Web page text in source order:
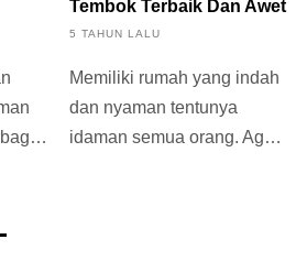
Tembok Terbaik Dan Awet
5 TAHUN LALU
Memiliki rumah yang indah
dan nyaman tentunya
idaman semua orang. Agar